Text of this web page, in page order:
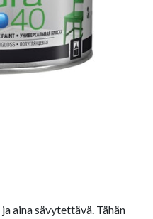
aina sävytettävä. Tähän